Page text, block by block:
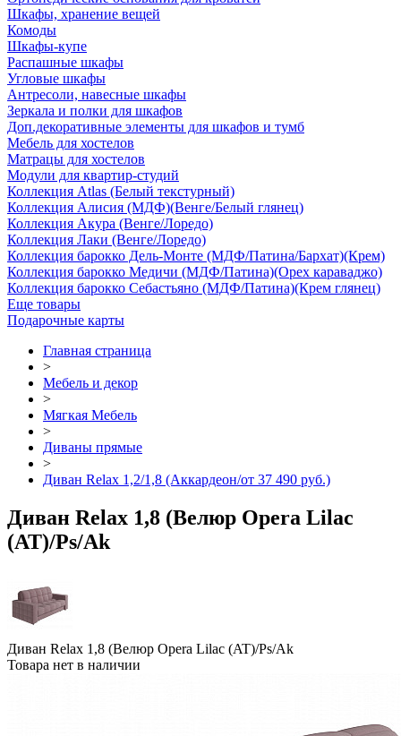
Шкафы, хранение вещей
Комоды
Шкафы-купе
Распашные шкафы
Угловые шкафы
Антресоли, навесные шкафы
Зеркала и полки для шкафов
Доп.декоративные элементы для шкафов и тумб
Мебель для хостелов
Матрацы для хостелов
Модули для квартир-студий
Коллекция Atlas (Белый текстурный)
Коллекция Алисия (МДФ)(Венге/Белый глянец)
Коллекция Акура (Венге/Лоредо)
Коллекция Лаки (Венге/Лоредо)
Коллекция барокко Дель-Монте (МДФ/Патина/Бархат)(Крем)
Коллекция барокко Медичи (МДФ/Патина)(Орех караваджо)
Коллекция барокко Себастьяно (МДФ/Патина)(Крем глянец)
Еще товары
Подарочные карты
Главная страница
>
Мебель и декор
>
Мягкая Мебель
>
Диваны прямые
>
Диван Relax 1,2/1,8 (Аккардеон/от 37 490 руб.)
Диван Relax 1,8 (Велюр Opera Lilac
(AT)/Ps/Ak
Диван Relax 1,8 (Велюр Opera Lilac (AT)/Ps/Ak
Товара нет в наличии